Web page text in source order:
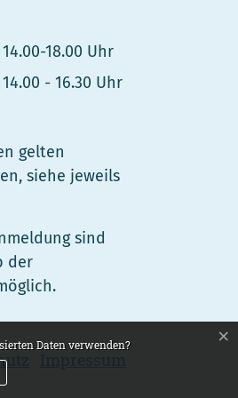
18.00 Uhr
- 16.30 Uhr
gelten
siehe jeweils
sind
der
Daten verwenden? ×